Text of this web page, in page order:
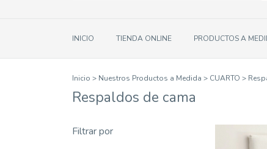
INICIO TIENDA ONLINE PRODUCTOS A
Inicio > Nuestros Productos a Medida > CUARTO >
Respaldos de cama
Filtrar por